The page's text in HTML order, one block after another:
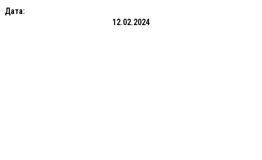
Дата:
12.02.2024